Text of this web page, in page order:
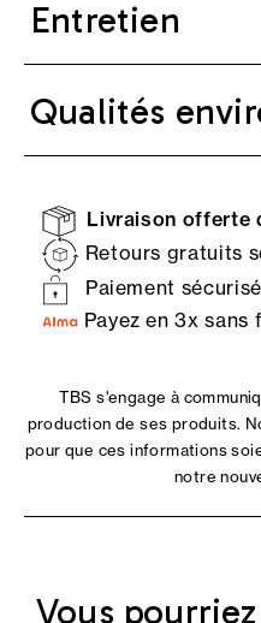
Entretien
Qualités
Livraison offerte
Retours gratuits
Paiement sécurisé
Payez en 3x sans
TBS s'engage à
production de ses produits.
pour que ces informations
notre
Vous